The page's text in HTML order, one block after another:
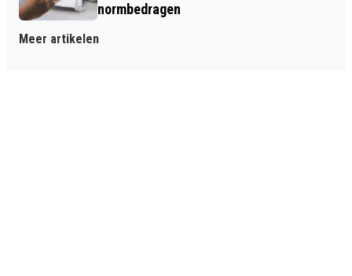
normbedragen
Meer artikelen